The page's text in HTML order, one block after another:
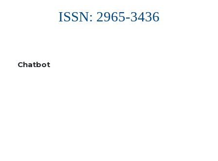
ISSN: 2965-3436
Chatbot